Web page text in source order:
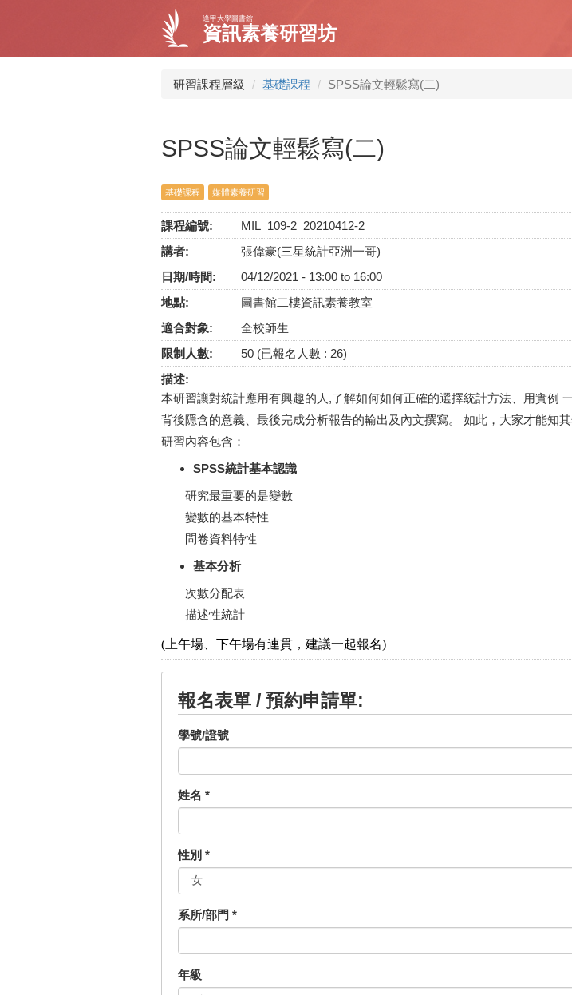
內
逢甲大學圖書館
資訊素養研習坊
研習課程層級 基礎課程 SPSS論文輕鬆寫(二)
SPSS論文輕鬆寫(二)
基礎課程 媒體素養研習
課程編號:
MIL_109-2_20210412-2
講者:
張偉豪(三星統計亞洲一哥)
日期/時間:
04/12/2021 - 13:00 to 16:00
地點:
圖書館二樓資訊素養教室
適合對象:
全校師生
限制人數:
50 (已報名人數 : 26)
描述:
本研習讓對統計應用有興趣的人,了解如何如何正確的選擇統計方法、用實例
背後隱含的意義、最後完成分析報告的輸出及內文撰寫。 如此，大家才能知其
研習內容包含：
SPSS統計基本認識
研究最重要的是變數
變數的基本特性
問卷資料特性
基本分析
次數分配表
描述性統計
(上午場、下午場有連貫，建議一起報名)
報名表單 / 預約申請單:
學號/證號
姓名 *
性別 *
系所/部門 *
年級